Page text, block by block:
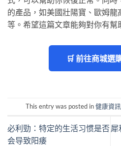
的產品，如美國壯陽寶、歐姆
等。希望這篇文章能夠對你有幫
🛒 前往商城選
This entry was posted in健康資訊
必利勁：特定的生活习惯是否
会导致阳痿
犀